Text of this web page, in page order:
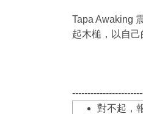
Tapa Awaking
起木槌，以自
對不起，